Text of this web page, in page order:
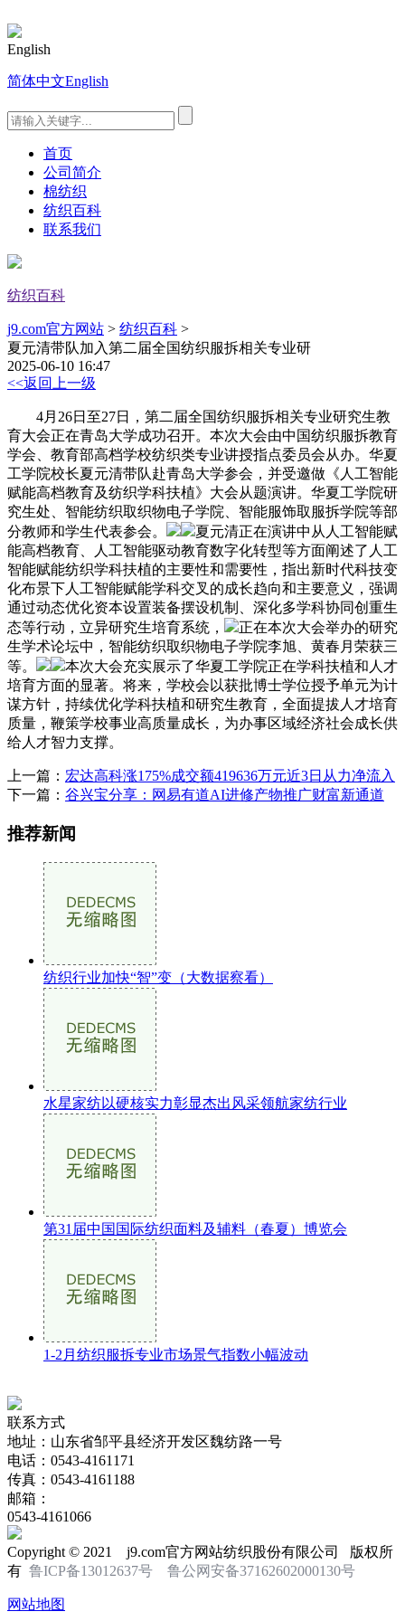
English
简体中文English
首页
公司简介
棉纺织
纺织百科
联系我们
纺织百科
j9.com官方网站 > 纺织百科 >
夏元清带队加入第二届全国纺织服拆相关专业研
2025-06-10 16:47
<<返回上一级
4月26日至27日，第二届全国纺织服拆相关专业研究生教
育大会正在青岛大学成功召开。本次大会由中国纺织服拆教育
学会、教育部高档学校纺织类专业讲授指点委员会从办。华夏
工学院校长夏元清带队赴青岛大学参会，并受邀做《人工智能
赋能高档教育及纺织学科扶植》大会从题演讲。华夏工学院研
究生处、智能纺织取织物电子学院、智能服饰取服拆学院等部
分教师和学生代表参会。
夏元清正在演讲中从人工智能赋
能高档教育、人工智能驱动教育数字化转型等方面阐述了人工
智能赋能纺织学科扶植的主要性和需要性，指出新时代科技变
化布景下人工智能赋能学科交叉的成长趋向和主要意义，强调
通过动态优化资本设置装备摆设机制、深化多学科协同创重生
态等行动，立异研究生培育系统，
正在本次大会举办的研究
生学术论坛中，智能纺织取织物电子学院李旭、黄春月荣获三
等。
本次大会充实展示了华夏工学院正在学科扶植和人才
培育方面的显著。将来，学校会以获批博士学位授予单元为计
谋方针，持续优化学科扶植和研究生教育，全面提拔人才培育
质量，鞭策学校事业高质量成长，为办事区域经济社会成长供
给人才智力支撑。
上一篇： 宏达高科涨175%成交额419636万元近3日从力净流入
下一篇： 谷兴宝分享：网易有道AI进修产物推广财富新通道
推荐新闻
纺织行业加快“智”变（大数据察看）
水星家纺以硬核实力彰显杰出风采领航家纺行业
第31届中国国际纺织面料及辅料（春夏）博览会
1-2月纺织服拆专业市场景气指数小幅波动
联系方式
地址：山东省邹平县经济开发区魏纺路一号
电话：0543-4161171
传真：0543-4161188
邮箱：
0543-4161066
Copyright © 2021 j9.com官方网站纺织股份有限公司 版权所
有 鲁ICP备13012637号 鲁公网安备37162602000130号
网站地图